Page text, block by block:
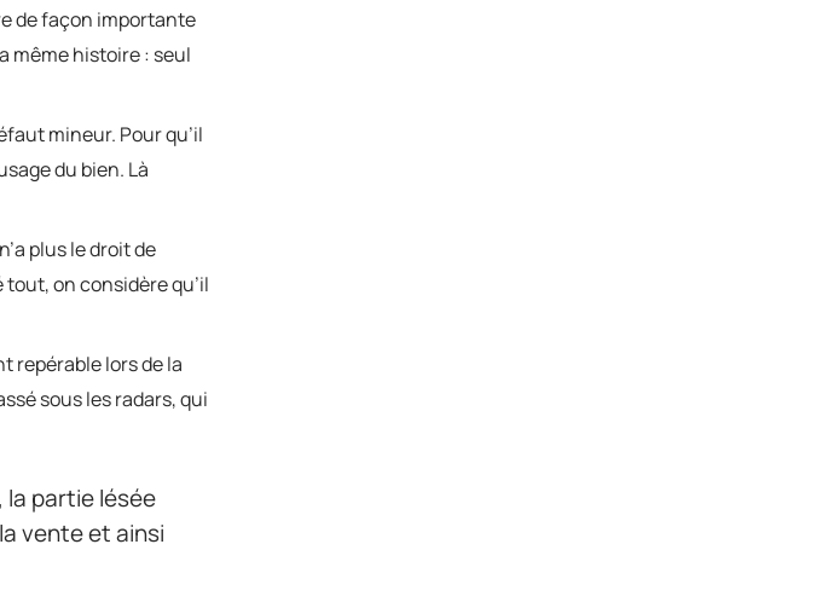
de façon importante
même histoire : seul
mineur. Pour qu’il
du bien. Là
plus le droit de
on considère qu’il
repérable lors de la
sous les radars, qui
la partie lésée
vente et ainsi